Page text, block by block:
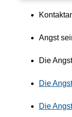
Angst
Die
Die
Die